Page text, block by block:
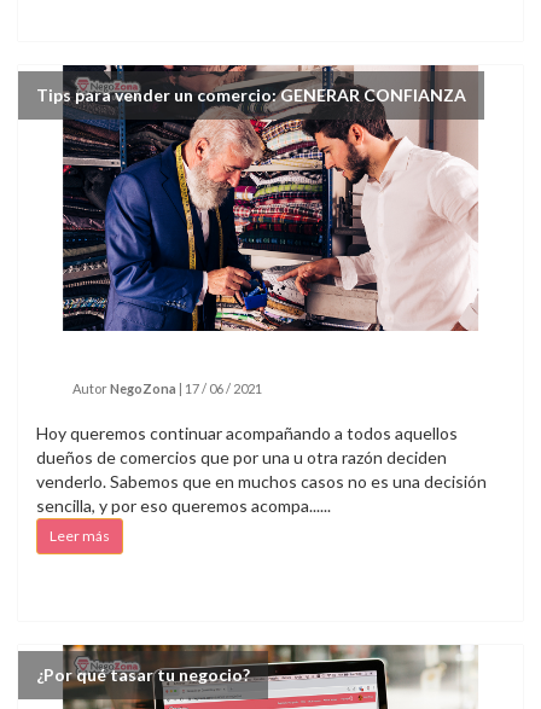
Tips para vender un comercio: GENERAR CONFIANZA
AutorNegoZona | 17 / 06 / 2021
Hoy queremos continuar acompañando a todos aquellos
dueños de comercios que por una u otra razón deciden
venderlo. Sabemos que en muchos casos no es una decisión
sencilla, y por eso queremos acompa......
Leer más
¿Por qué tasar tu negocio?